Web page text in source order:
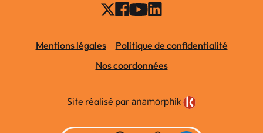
Mentions légales
Politique de confidentialité
Nos coordonnées
Site réalisé par